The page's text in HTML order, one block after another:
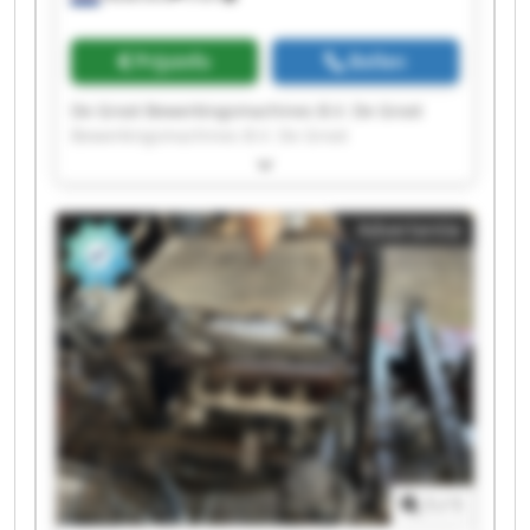
Prijsinfo Bellen
De Groot Bewerkingsmachines B.V. De Groot
Bewerkingsmachines B.V. De Groot
Bewerkingsmachines B.V. De Groot
Bewerkingsmachines B.V. De Groot
Bewerkingsmachines B.V. De Groot
Bewerkingsmachines B.V. De Groot
Bewerkingsmachines B.V. De Groot
Bewerkingsmachines B.V. De Groot
Bewerkingsmachines B.V. De Groot
Bewerkingsmachines B.V. De Groot
Bewerkingsmachines B.V. De Groot
Bewerkingsmachines B.V. De Groot
Bewerkingsmachines B.V. De Groot
Bewerkingsmachines B.V. De Groot
Bewerkingsmachines B.V. De Groot
Advertentie